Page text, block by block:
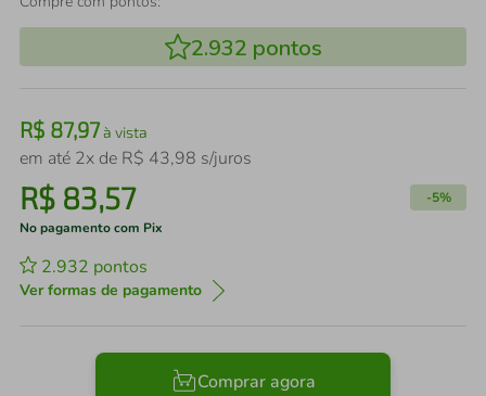
2.932 pontos
R$ 87,97à vista
em até 2x de R$ 43,98 s/juros
R$ 83,57 -5%
No pagamento com Pix
2.932 pontos
Ver formas de pagamento
Comprar agora